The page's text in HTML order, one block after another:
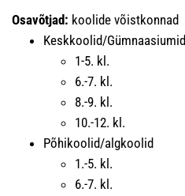
Osavõtjad: koolide võistkonnad
Keskkoolid/Gümnaasiumid
1-5. kl.
6.-7. kl.
8.-9. kl.
10.-12. kl.
Põhikoolid/algkoolid
1.-5. kl.
6.-7. kl.